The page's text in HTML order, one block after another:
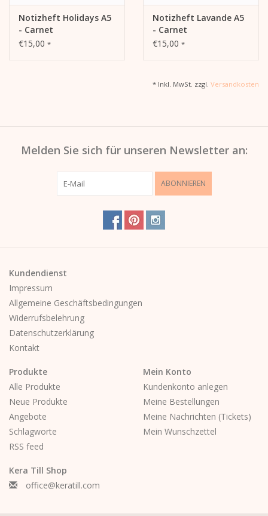
Notizheft Holidays A5
- Carnet
€15,00 *
Notizheft Lavande A5
- Carnet
€15,00 *
* Inkl. MwSt. zzgl. Versandkosten
Melden Sie sich für unseren Newsletter an:
ABONNIEREN
Kundendienst
Impressum
Allgemeine Geschäftsbedingungen
Widerrufsbelehrung
Datenschutzerklärung
Kontakt
Produkte
Alle Produkte
Neue Produkte
Angebote
Schlagworte
RSS feed
Mein Konto
Kundenkonto anlegen
Meine Bestellungen
Meine Nachrichten (Tickets)
Mein Wunschzettel
Kera Till Shop
office@keratill.com